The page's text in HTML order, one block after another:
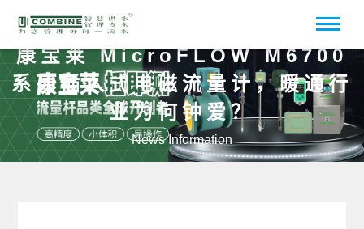
康宝莱 MicroFLOW M6700
系列插入式电磁流量计，暖通行
业为何钟爱？
News Information